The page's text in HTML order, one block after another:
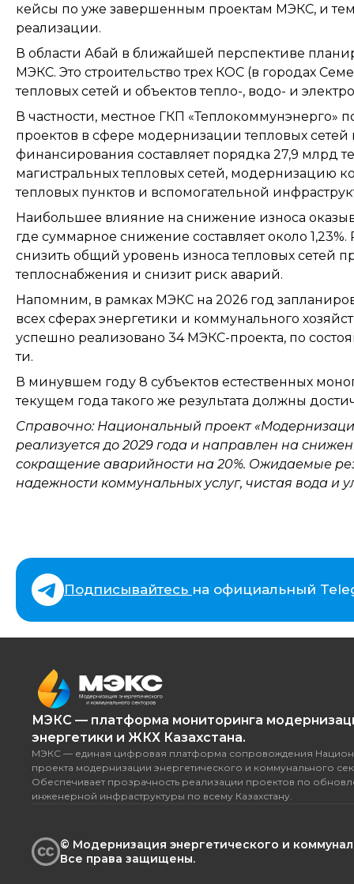
кейсы по уже завершенным проектам МЭКС, и
реализации.
В области Абай в ближайшей перспективе
МЭКС. Это строительство трех КОС (в городах
тепловых сетей и объектов тепло-, водо- и
В частности, местное ГКП
проектов в сфере модернизации тепловых
финансирования составляет порядка 27,9 млрд
магистральных тепловых сетей, модернизацию
тепловых пунктов и вспомогательной
Наибольшее влияние на снижение износа
где суммарное снижение составляет около
снизить общий уровень износа тепловых сетей
теплоснабжения и снизит риск аварий.
Напомним, в рамках МЭКС на 2026 год
всех сферах энергетики и коммунального
успешно реализовано 34 МЭКС-проекта, по
ти.
В минувшем году 8 субъектов естественных
текущем года такого же результата должны
Справочно: Национальный проект
реализуется до 2029 года и направлен на
сокращение аварийности на 20%. Ожидаемые
надежности коммунальных услуг, чистая вода и
Подписывайтесь на официальный
МЭКС — платформа мониторинга
энергетики и ЖКХ Казахстана.
МЭКС — единая цифровая платформа сопровождения
проекта модернизации энергетического и коммунального
Обеспечивает прозрачность реализации проектов по
инженерной инфраструктуры по всему Казахстану.
© Модернизация энергетического и
Все права защищены.